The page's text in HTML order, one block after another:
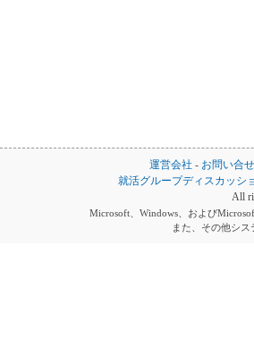
運営会社 - お問い合せ
就活グループディスカッシ
All
Microsoft、Windows、および
また、その他シ